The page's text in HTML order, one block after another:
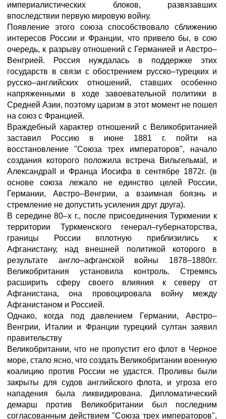
империалистических блоков, развязавших
впоследствии первую мировую войну.
Появление этого союза способствовало сближению
интересов России и Франции, что привело бы, в сою
очередь, к разрыву отношений с Германией и Австро–
Венгрией. Россия нуждалась в поддержке этих
государств в связи с обострением русско–турецких и
русско–английских отношений, ставших особенно
напряженными в ходе завоевательной политики в
Средней Азии, поэтому царизм в этот момент не пошел
на союз с Францией.
Враждебный характер отношений с Великобританией
заставил Россию в июне 1881 г. пойти на
восстановление "Союза трех императоров", начало
создания которого положила встреча ВильгельмаI, и
АлександраII и Франца Иосифа в сентябре 1872г. (в
основе союза лежало не единство целей России,
Германии, Австро–Венгрии, а взаимная боязнь и
стремление не допустить усиления друг друга).
В середине 80–х г., после присоединения Туркмении к
территории Туркменского генерал–губернаторства,
границы России вплотную приблизились к
Афганистану, над внешней политикой которого в
результате англо–афганской войны 1878–1880гг.
Великобритания установила контроль. Стремясь
расширить сферу своего влияния к северу от
Афганистана, она провоцировала войну между
Афганистаном и Россией.
Однако, когда под давлением Германии, Австро–
Венгрии, Италии и Франции турецкий султан заявил
правительству
Великобритании, что не пропустит его флот в Черное
море, стало ясно, что создать Великобритании военную
коалицию против России не удастся. Проливы были
закрыты для судов английского флота, и угроза его
нападения была ликвидирована. Дипломатический
демарш против Великобритании был последним
согласованным действием "Союза трех императоров",